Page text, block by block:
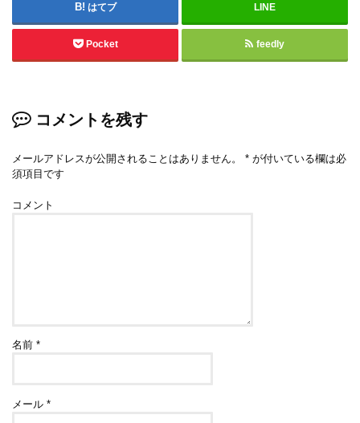
はてブ LINE
Pocket feedly
コメントを残す
メールアドレスが公開されることはありません。 * が付いている欄は必
須項目です
コメント
名前*
メール*